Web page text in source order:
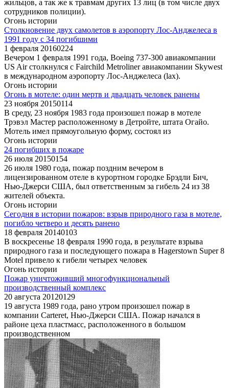
жильцов, а так же к травмам других 13 лиц (в том числе двух
сотрудников полиции).
Огонь истории
Столкновение двух самолетов в аэропорту Лос-Анджелеса в
1991 году с 34 погибшими
1 февраля 20160224
Вечером 1 февраля 1991 года, Boeing 737-300 авиакомпании
US Air столкнулся с Fairchild Metroliner авиакомпании Skywest
в международном аэропорту Лос-Анджелеса (lax).
Огонь истории
Огонь в мотеле: один мертв и двадцать человек ранены
23 ноября 20150114
В среду, 23 ноября 1983 года произошел пожар в мотеле
Трэвэл Мастер расположенному в Детройте, штата Огайо.
Мотель имел прямоугольную форму, состоял из
Огонь истории
24 погибших в пожаре
26 июля 20150154
26 июля 1980 года, пожар поздним вечером в
лицензированном отеле в курортном городке Брэдли Бич,
Нью-Джерси США, был ответственным за гибель 24 из 38
жителей объекта.
Огонь истории
Сегодня в истории пожаров: взрыв природного газа в мотеле,
погибло четверо и десять ранено
18 февраля 20140103
В воскресенье 18 февраля 1990 года, в результате взрыва
природного газа и последующего пожара в Hagerstown Super 8
Motel привело к гибели четырех человек
Огонь истории
Пожар уничтоживший многофункциональный
производственный комплекс
20 августа 20120129
19 августа 1989 года, рано утром произошел пожар в
компании Carteret, Нью-Джерси США. Пожар начался в
районе цеха пластмасс, расположенного в большом
производственном